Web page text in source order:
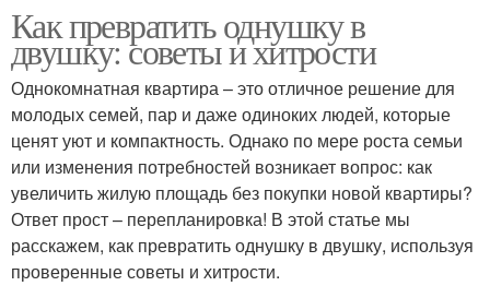
Как превратить однушку в
двушку: советы и хитрости
Однокомнатная квартира – это отличное решение для
молодых семей, пар и даже одиноких людей, которые
ценят уют и компактность. Однако по мере роста семьи
или изменения потребностей возникает вопрос: как
увеличить жилую площадь без покупки новой квартиры?
Ответ прост – перепланировка! В этой статье мы
расскажем, как превратить однушку в двушку, используя
проверенные советы и хитрости.